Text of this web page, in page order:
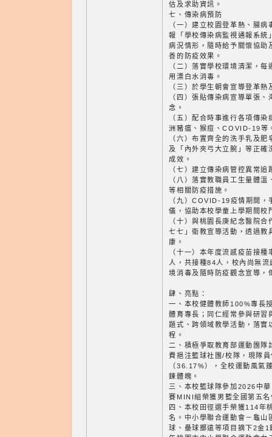
估及求助資訊。
七、傳染病預防
（一）建立校園登革熱、腸
報「學校傳染病監視通報系統
病況情形，隨時給予關懷協助
善的防疫效果。
（二）落實學校環境清潔，
用漂白水消毒。
（三）於學生朝會宣導登革
（四）張貼傳染病宣導單張
念。
（五）配合時事進行各項傳
洲豬瘟、猴痘、COVID-19等
（六）布置齊全的洗手乳及
及「內外夾弓大立腕」等正確
成效。
（七）建立傳染病管控異常追
（八）落實教職員工生量體
等相關防疫措施。
（九）COVID-19疫情期間
儀，協助本校學童上學期間校
（十）與桃園長庚紀念醫院
七七」衛教宣導活動，透過教
康。
（十一）本年度流感疫苗接
人，共接種84人，校內尚無
境消毒及隨時防疫觀念宣導，
肆、亮點：
一、本校健體教師100%專長
體育專長；同仁經常參與研習
題式、跨領域教學活動，落實
程。
二、積極爭取教育部運動團隊
費挹注籃球社團/校隊，現隊
（36.17%），全校運動風氣
鍊體魄。
三、本校籃球隊參加2026中
賽MINI組榮獲男籃全國第五名
四、本校田徑選手榮獲114年
名。中小學聯合運動會－龜山
球、壘球擲遠等項目摘下2金